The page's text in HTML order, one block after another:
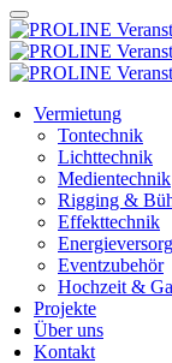
Vermietung
Tontechnik
Lichttechnik
Medientechnik
Rigging &
Effekttechnik
Eventzubehör
Hochzeit &
Projekte
Über uns
Kontakt